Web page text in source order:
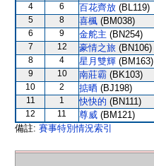
4 6 百花齊放 (BL119)
5 8 喜楓 (BM038)
6 9 金舵主 (BN254)
7 12 豪情之旅 (BN106)
8 4 星月雙輝 (BM163)
9 10 南莊霸 (BK103)
10 2 掂晒 (BJ198)
11 1 快快的 (BN111)
12 11 尊威 (BM121)
備註: 賽事特別情況索引